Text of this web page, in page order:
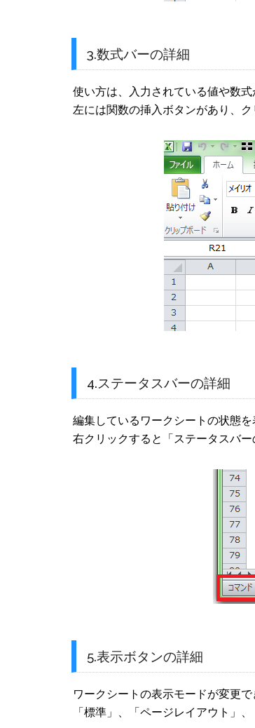
3.数式バーの詳細
使い方は、入力されている値や数
左には関数の挿入ボタンがあり、
4.ステータスバーの詳細
編集しているワークシートの状態を
右クリックすると「ステータスバ
5.表示ボタンの詳細
ワークシートの表示モードが変更で
「標準」、「ページレイアウト」